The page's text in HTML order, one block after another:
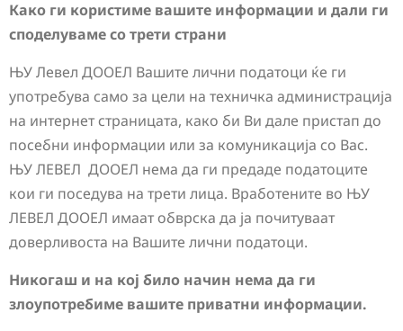
Како ги користиме вашите информации и дали ги
споделуваме со трети страни
ЊУ Левел ДООЕЛ Вашите лични податоци ќе ги
употребува само за цели на техничка администрација
на интернет страницата, како би Ви дале пристап до
посебни информации или за комуникација со Вас.
ЊУ ЛЕВЕЛ ДООЕЛ нема да ги предаде податоците
кои ги поседува на трети лица. Вработените во ЊУ
ЛЕВЕЛ ДООЕЛ имаат обврска да ја почитуваат
доверливоста на Вашите лични податоци.
Никогаш и на кој било начин нема да ги
злоупотребиме вашите приватни информации.